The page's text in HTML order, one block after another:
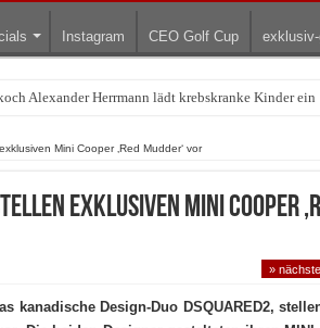
Instagram CEO Golf Cup
Alexander Herrmann lädt krebskranke Kinder ein
der Lingerie-Branche wurde
Mini Cooper ‚Red Mudder‘ vor
exklusiven Mini Cooper
»
kanadische Design-Duo DSQUARED2,